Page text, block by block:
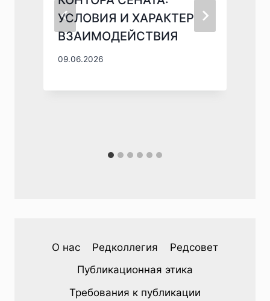
УСЛОВИЯ И ХАРАКТЕР
ВЗАИМОДЕЙСТВИЯ
09.06.2026
О нас Редколлегия
Редсовет
Публикационная этика
Требования к публикации